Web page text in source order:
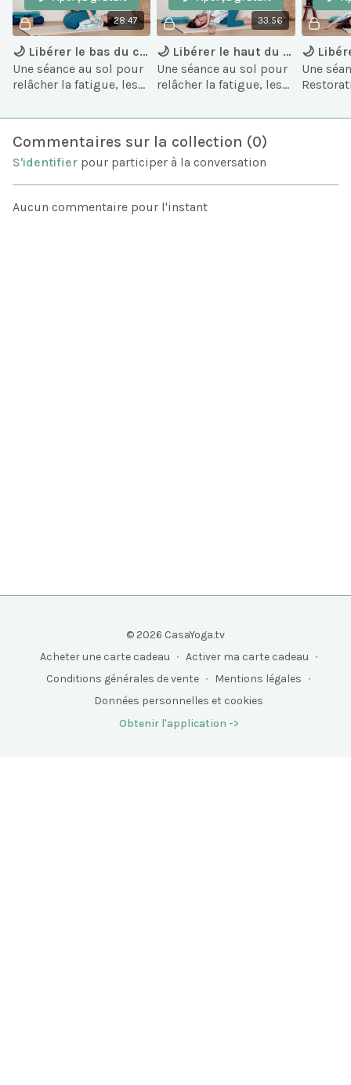
28:47
🌙 Libérer le bas du corps
Une séance au sol pour
relâcher la fatigue, les
dans le bas du corps en
33:56
🌙 Libérer le haut du corps
Une séance au sol pour
relâcher la fatigue, les
dans le bas du corps en
Une
lorsque
Commentaires sur la collection (0)
S'identifier pour participer à la conversation
Aucun commentaire pour l'instant
© 2026 CasaYoga.tv
Acheter une carte cadeau ∙ Activer ma carte cadeau ∙
Conditions générales de vente ∙ Mentions légales ∙
Données personnelles et cookies
Obtenir l'application ->